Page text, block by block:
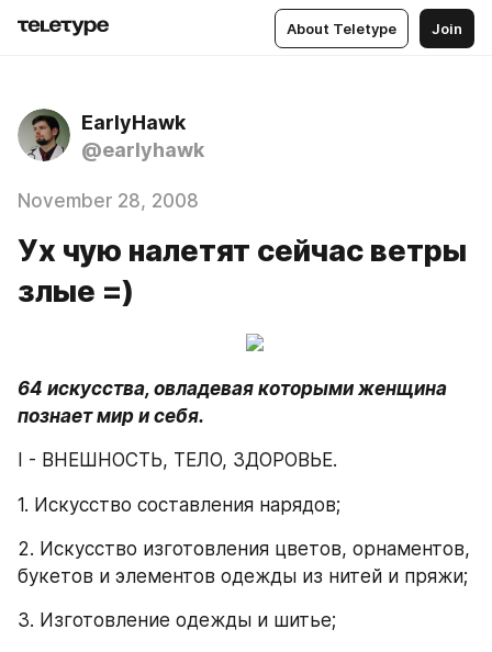
About Teletype Join
EarlyHawk
@earlyhawk
November 28, 2008
Ух чую налетят сейчас ветры
злые =)
64 искусства, овладевая которыми женщина
познает мир и себя.
I - ВНЕШНОСТЬ, ТЕЛО, ЗДОРОВЬЕ.
1. Искусство составления нарядов;
2. Искусство изготовления цветов, орнаментов,
букетов и элементов одежды из нитей и пряжи;
3. Изготовление одежды и шитье;